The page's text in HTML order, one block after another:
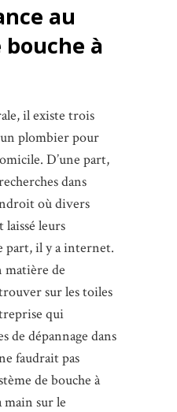
au
bouche à
il existe trois
plombier pour
D’une part,
dans
où divers
leurs
part, il y a internet.
matière de
sur les toiles
qui
de dépannage dans
faudrait pas
de bouche à
sur le